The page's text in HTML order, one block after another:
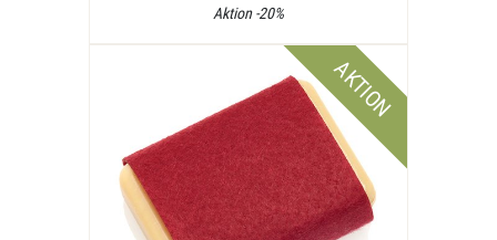
Aktion -20%
AKTION